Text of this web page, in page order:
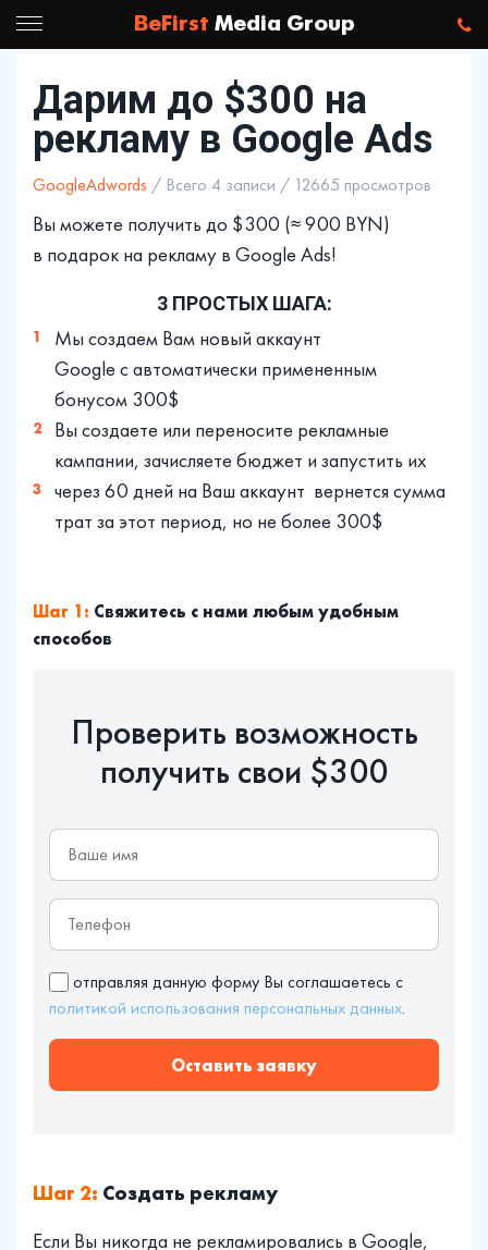
BeFirst Media Group
Дарим до $300 на
рекламу в Google Ads
GoogleAdwords / Всего 4 записи / 12665 просмотров
Вы можете получить до $300 (≈ 900 BYN)
в подарок на рекламу в Google Ads!
3 ПРОСТЫХ ШАГА:
Мы создаем Вам новый аккаунт
Google с автоматически примененным
бонусом 300$
Вы создаете или переносите рекламные
кампании, зачисляете бюджет и запустить их
через 60 дней на Ваш аккаунт вернется сумма
трат за этот период, но не более 300$
Шаг 1: Свяжитесь с нами любым удобным
способов
Проверить возможность
получить свои $300
отправляя данную форму Вы соглашаетесь с
политикой использования персональных данных
Оставить заявку
Шаг 2: Создать рекламу
Если Вы никогда не рекламировались в Google,